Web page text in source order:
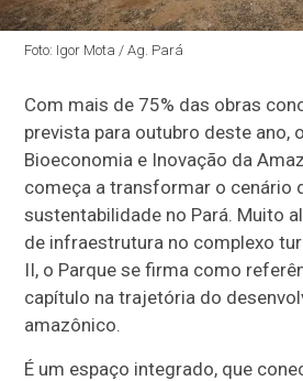
Foto: Igor Mota / Ag. Pará
Com mais de 75% das obras
prevista para outubro deste ano,
Bioeconomia e Inovação da
começa a transformar o cenário
sustentabilidade no Pará. Muito
de infraestrutura no complexo
II, o Parque se firma como
capítulo na trajetória do
amazônico.
É um espaço integrado, que